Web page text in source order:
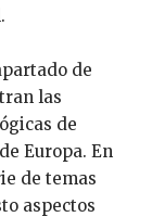
de
las
de
Europa. En
de temas
aspectos